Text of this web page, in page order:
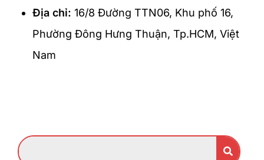
Địa chỉ: 16/8 Đường TTN06, Khu phố 16,
Phường Đông Hưng Thuận, Tp.HCM, Việt
Nam